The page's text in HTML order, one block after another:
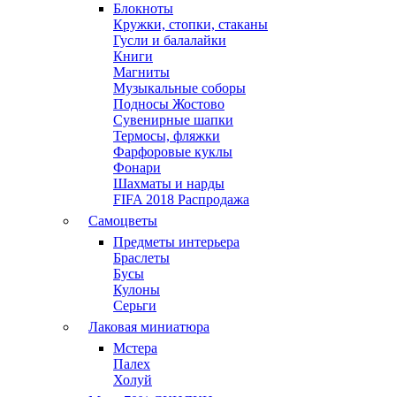
Блокноты
Кружки, стопки, стаканы
Гусли и балалайки
Книги
Магниты
Музыкальные соборы
Подносы Жостово
Сувенирные шапки
Термосы, фляжки
Фарфоровые куклы
Фонари
Шахматы и нарды
FIFA 2018 Распродажа
Самоцветы
Предметы интерьера
Браслеты
Бусы
Кулоны
Серьги
Лаковая миниатюра
Мстера
Палех
Холуй